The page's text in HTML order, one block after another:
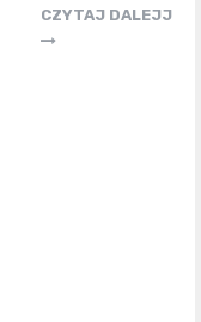
CZYTAJ DALEJJ